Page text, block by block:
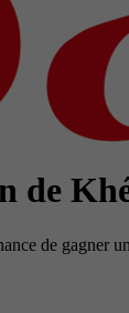
de
de gagner